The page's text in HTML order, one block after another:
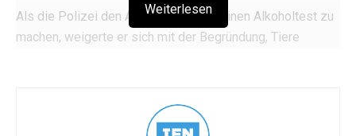
Trump-Verwaltung
Als die Polizei den Angeklagten bat, einen Alkoholtest zu
machen, weigerte er sich mit der Begründung, Tiere
besaß. Diese Entdeckung verschärfte die Schwere seiner
Weiterlesen